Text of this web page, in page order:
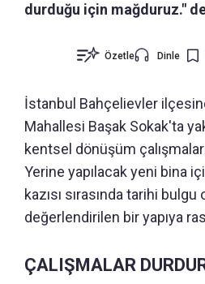
durduğu için mağduruz."
Özetle Dinle
İstanbul Bahçelievler
Mahallesi Başak Sokak'ta
kentsel dönüşüm çalışmaları
Yerine yapılacak yeni bina
kazısı sırasında tarihi
değerlendirilen bir yapıya
ÇALIŞMALAR